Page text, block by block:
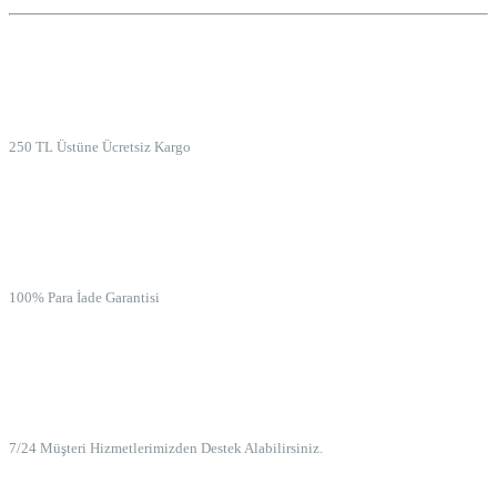
250 TL Üstüne Ücretsiz Kargo
100% Para İade Garantisi
7/24 Müşteri Hizmetlerimizden Destek Alabilirsiniz.